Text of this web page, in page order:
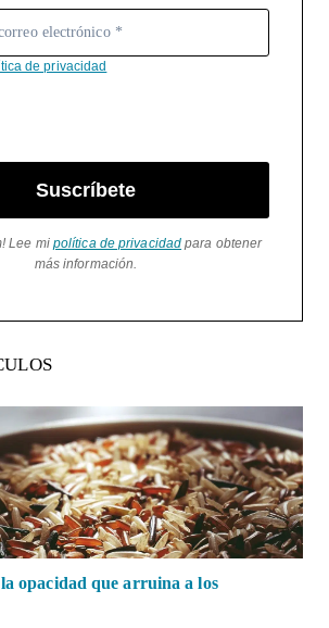
de privacidad
Suscríbete
Lee mi política de privacidad para obtener
más información.
opacidad que arruina a los